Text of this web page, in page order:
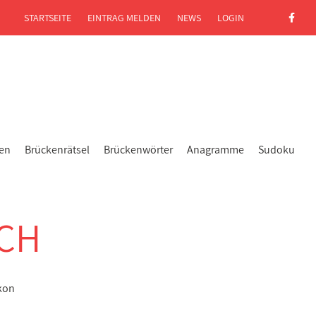
Brückenrätsel Brückenwörter Anagramme Sudoku
STARTSEITE EINTRAG MELDEN NEWS LOGIN